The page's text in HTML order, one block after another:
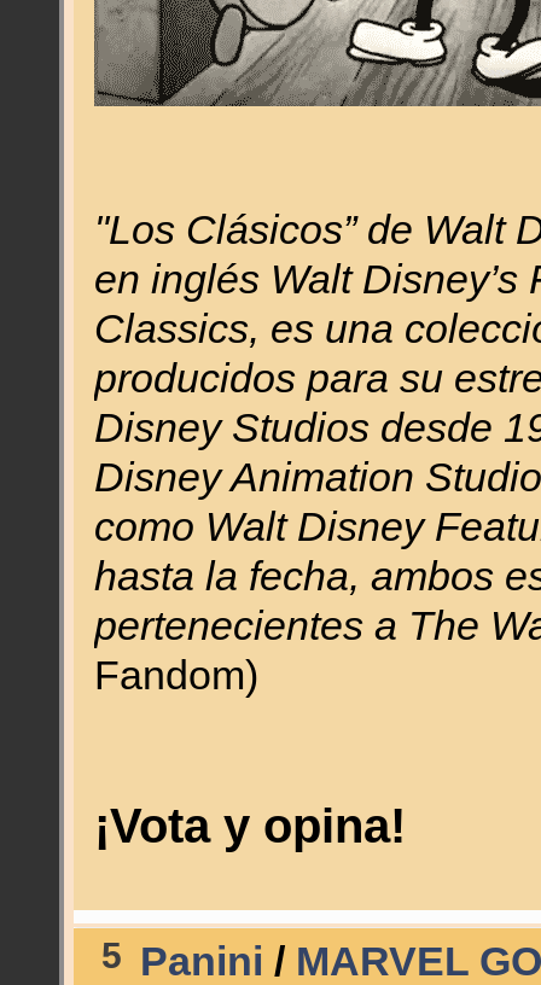
"Los Clásicos” de Walt
en inglés Walt
Classics, es una
producidos para su
Disney Studios desde
Disney Animation
como Walt Disney
hasta la fecha, ambos
pertenecientes a The
Fandom)
¡Vota y opina!
5 Panini / MARVEL